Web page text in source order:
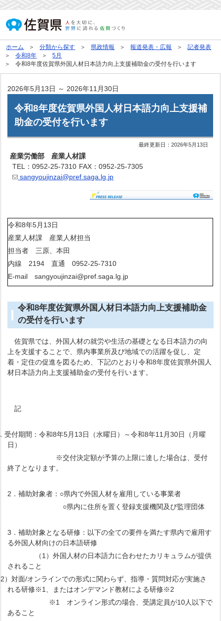
ホーム 分類から探す 県政情報 報道発表・広報
記者発表
令和8年
5月
令和8年度佐賀県外国人材日本語力向上支援補助金の受付を行います
2026年5月13日 ～ 2026年11月30日
令和8年度佐賀県外国人材日本語力向上支援補
助金の受付を行います
最終更新日：2026年5月13日
産業労働部 産業人材課
TEL：0952-25-7310 FAX：0952-25-7305
sangyoujinzai@pref.saga.lg.jp
令和8年5月13日
産業人材課 産業人材担当
担当者 三原、本田
内線 2194 直通 0952-25-7310
E-mail sangyoujinzai@pref.saga.lg.jp
令和8年度佐賀県外国人材日本語力向上支援補助金
の受付を行います
佐賀県では、外国人材の就労や生活の基礎となる日本語力の向
上を支援することで、県内事業所及び地域での活躍を促し、定
着・定住の促進を図るため、下記のとおり令和8年度佐賀県外国人
材日本語力向上支援補助金の受付を行います。
記
受付期間：令和8年5月13日（水曜日）～令和8年11月30日（月曜
日）
※交付決定額が予算の上限に達した場合は、受付
終了となります。
2．補助対象者：○県内で外国人材を雇用している事業者
○県内に住所を置く登録支援機関及び監理団体
3．補助対象となる研修：以下の全ての要件を満たす県内で雇用す
る外国人材向けの日本語研修
（1）外国人材の日本語力に合わせたカリキュラムが提供
されること
オンラインでの形式に関わらず、指導・質問対応が実施さ
れる研修※1、またはオンデマンド教材による研修※2
※1 オンライン形式の場合、受講定員が10人以下で
あること